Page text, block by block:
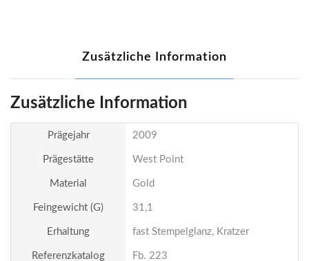
Zusätzliche Information
Zusätzliche Information
Prägejahr 2009
Prägestätte West Point
Material Gold
Feingewicht (g) 31,1
Erhaltung fast Stempelglanz, Kratzer
Referenzkatalog Fb. 223